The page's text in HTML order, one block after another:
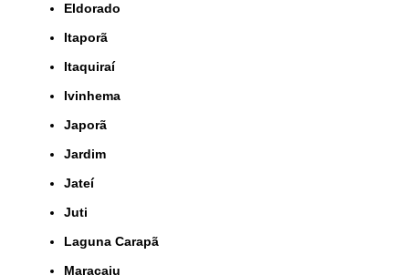
Eldorado
Itaporã
Itaquiraí
Ivinhema
Japorã
Jardim
Jateí
Juti
Laguna Carapã
Maracaju